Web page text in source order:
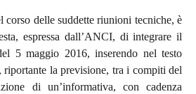
corso delle suddette riunioni tecniche, è
espressa dall’ANCI, di integrare il
5 maggio 2016, inserendo nel testo
riportante la previsione, tra i compiti del
di un’informativa, con cadenza